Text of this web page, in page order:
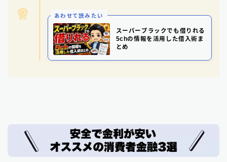
あわせて読みたい
スーパーブラックでも借りれる
5chの情報を活用した借入術ま
とめ